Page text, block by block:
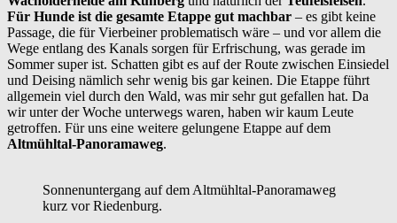
Für Hunde ist die gesamte Etappe gut machbar – es gibt keine
Passage, die für Vierbeiner problematisch wäre – und vor allem die
Wege entlang des Kanals sorgen für Erfrischung, was gerade im
Sommer super ist. Schatten gibt es auf der Route zwischen Einsiedel
und Deising nämlich sehr wenig bis gar keinen. Die Etappe führt
allgemein viel durch den Wald, was mir sehr gut gefallen hat. Da
wir unter der Woche unterwegs waren, haben wir kaum Leute
getroffen. Für uns eine weitere gelungene Etappe auf dem
Altmühltal-Panoramaweg.
Sonnenuntergang auf dem Altmühltal-Panoramaweg
kurz vor Riedenburg.